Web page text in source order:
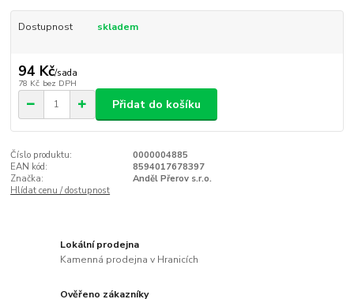
Dostupnost skladem
94 Kč/sada
78 Kč bez DPH
Přidat do košíku
Číslo produktu:
0000004885
EAN kód:
8594017678397
Značka:
Anděl Přerov s.r.o.
Hlídat cenu / dostupnost
Lokální prodejna
Kamenná prodejna v Hranicích
Ověřeno zákazníky